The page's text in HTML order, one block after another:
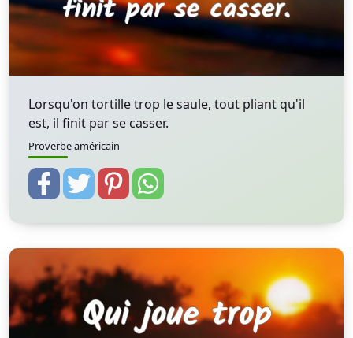
Lorsqu'on tortille trop le saule, tout pliant qu'il
est, il finit par se casser.
Proverbe américain